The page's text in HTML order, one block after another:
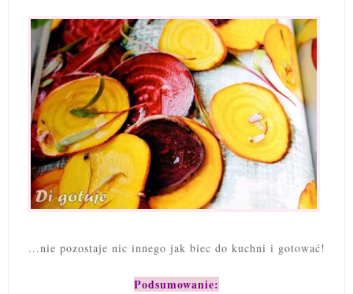
...nie pozostaje nic innego jak biec do kuchni i gotować!
Podsumowanie: